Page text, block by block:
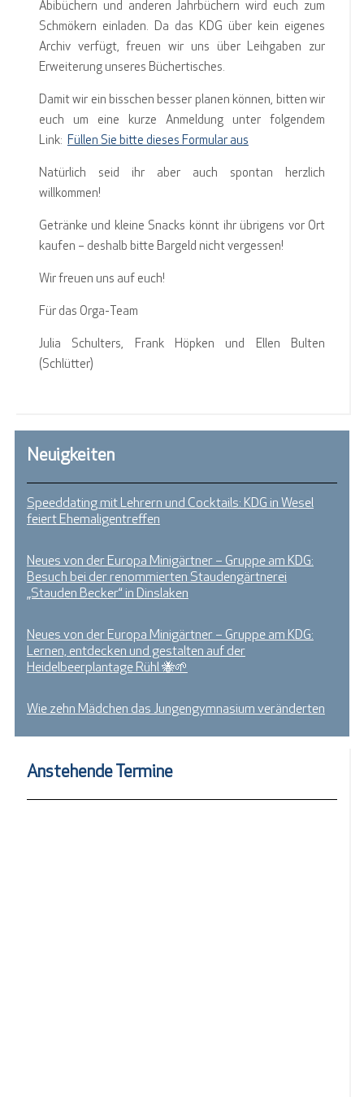
Abibüchern und anderen Jahrbüchern wird euch zum
Schmökern einladen. Da das KDG über kein eigenes
Archiv verfügt, freuen wir uns über Leihgaben zur
Erweiterung unseres Büchertisches.
Damit wir ein bisschen besser planen können, bitten wir
euch um eine kurze Anmeldung unter folgendem
Link: Füllen Sie bitte dieses Formular aus
Natürlich seid ihr aber auch spontan herzlich
willkommen!
Getränke und kleine Snacks könnt ihr übrigens vor Ort
kaufen – deshalb bitte Bargeld nicht vergessen!
Wir freuen uns auf euch!
Für das Orga-Team
Julia Schulters, Frank Höpken und Ellen Bulten
(Schlütter)
Neuigkeiten
Speeddating mit Lehrern und Cocktails: KDG in Wesel
feiert Ehemaligentreffen
Neues von der Europa Minigärtner – Gruppe am KDG:
Besuch bei der renommierten Staudengärtnerei
„Stauden Becker“ in Dinslaken
Neues von der Europa Minigärtner – Gruppe am KDG:
Lernen, entdecken und gestalten auf der
Heidelbeerplantage Rühl 🐝🌱
Wie zehn Mädchen das Jungengymnasium veränderten
Anstehende Termine